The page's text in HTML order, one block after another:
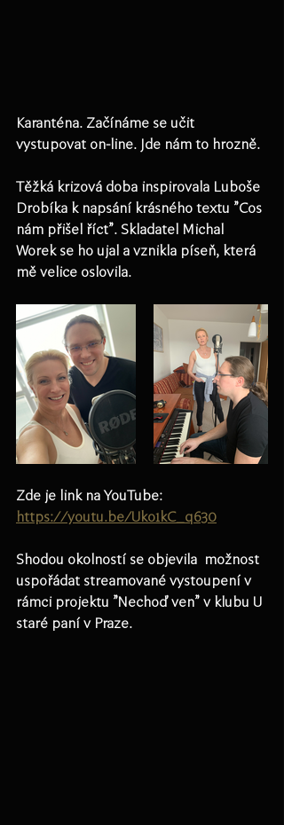
Karanténa. Začínáme se učit
vystupovat on-line. Jde nám to hrozně.
Těžká krizová doba inspirovala Luboše
Drobíka k napsání krásného textu "Cos
nám přišel říct". Skladatel Michal
Worek se ho ujal a vznikla píseň, která
mě velice oslovila.
Zde je link na YouTube:
https://youtu.be/Uko1kC_q630
Shodou okolností se objevila  možnost
uspořádat streamované vystoupení v
rámci projektu "Nechoď ven" v klubu U
staré paní v Praze.